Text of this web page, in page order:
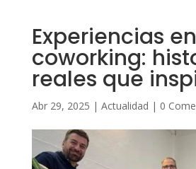
Experiencias en
coworking:
reales que
Abr 29, 2025 | Actualidad | 0